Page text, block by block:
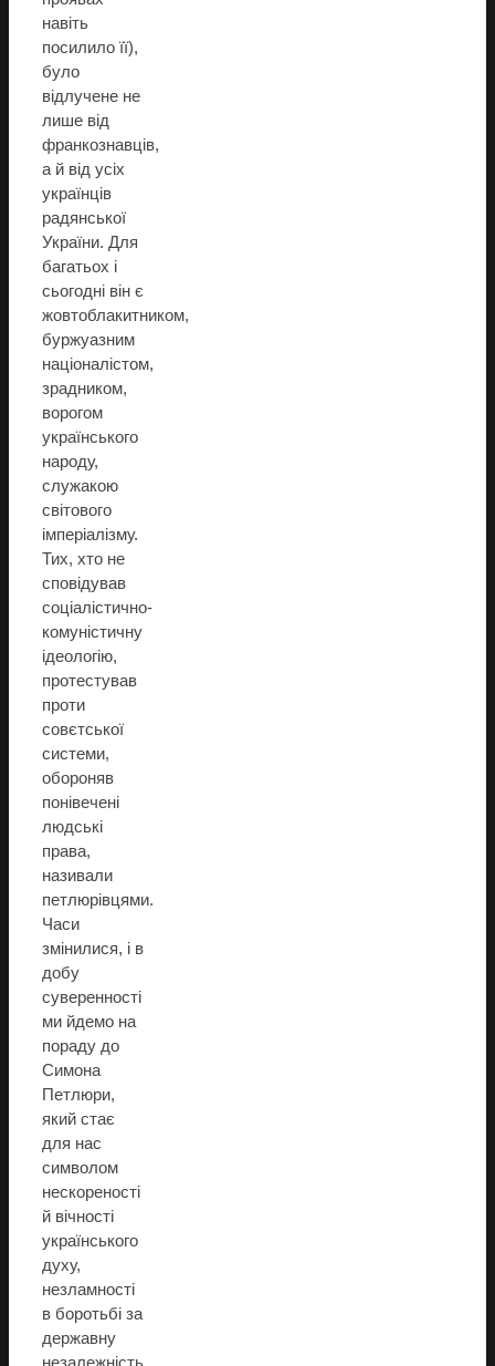
навіть
посилило її),
було
відлучене не
лише від
франкознавців,
а й від усіх
українців
радянської
України. Для
багатьох і
сьогодні він є
жовтоблакитником,
буржуазним
націоналістом,
зрадником,
ворогом
українського
народу,
служакою
світового
імперіалізму.
Тих, хто не
сповідував
соціалістично-
комуністичну
ідеологію,
протестував
проти
совєтської
системи,
обороняв
понівечені
людські
права,
називали
петлюрівцями.
Часи
змінилися, і в
добу
суверенності
ми йдемо на
пораду до
Симона
Петлюри,
який стає
для нас
символом
нескореності
й вічності
українського
духу,
незламності
в боротьбі за
державну